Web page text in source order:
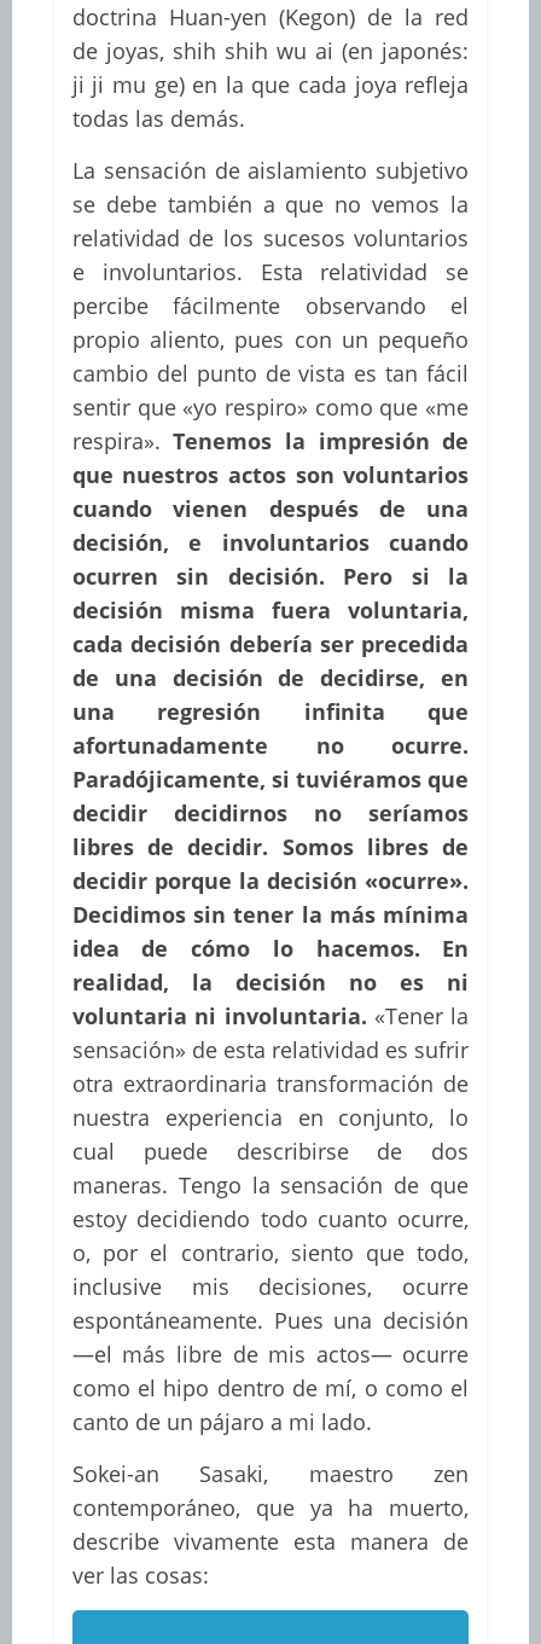
doctrina Huan-yen (Kegon) de la red
de joyas, shih shih wu ai (en japonés:
ji ji mu ge) en la que cada joya refleja
todas las demás.
La sensación de aislamiento subjetivo
se debe también a que no vemos la
relatividad de los sucesos voluntarios
e involuntarios. Esta relatividad se
percibe fácilmente observando el
propio aliento, pues con un pequeño
cambio del punto de vista es tan fácil
sentir que «yo respiro» como que «me
respira».Tenemos la impresión de
que nuestros actos son voluntarios
cuando vienen después de una
decisión, e involuntarios cuando
ocurren sin decisión. Pero si la
decisión misma fuera voluntaria,
cada decisión debería ser precedida
de una decisión de decidirse, en
una regresión infinita que
afortunadamente no ocurre.
Paradójicamente, si tuviéramos que
decidir decidirnos no seríamos
libres de decidir. Somos libres de
decidir porque la decisión «ocurre».
Decidimos sin tener la más mínima
idea de cómo lo hacemos. En
realidad, la decisión no es ni
voluntaria ni involuntaria. «Tener la
sensación» de esta relatividad es sufrir
otra extraordinaria transformación de
nuestra experiencia en conjunto, lo
cual puede describirse de dos
maneras. Tengo la sensación de que
estoy decidiendo todo cuanto ocurre,
o, por el contrario, siento que todo,
inclusive mis decisiones, ocurre
espontáneamente. Pues una decisión
—el más libre de mis actos— ocurre
como el hipo dentro de mí, o como el
canto de un pájaro a mi lado.
Sokei-an Sasaki, maestro zen
contemporáneo, que ya ha muerto,
describe vivamente esta manera de
ver las cosas: